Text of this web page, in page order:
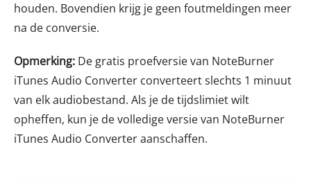
houden. Bovendien krijg je geen foutmeldingen meer
na de conversie.
Opmerking: De gratis proefversie van NoteBurner
iTunes Audio Converter converteert slechts 1 minuut
van elk audiobestand. Als je de tijdslimiet wilt
opheffen, kun je de volledige versie van NoteBurner
iTunes Audio Converter aanschaffen.